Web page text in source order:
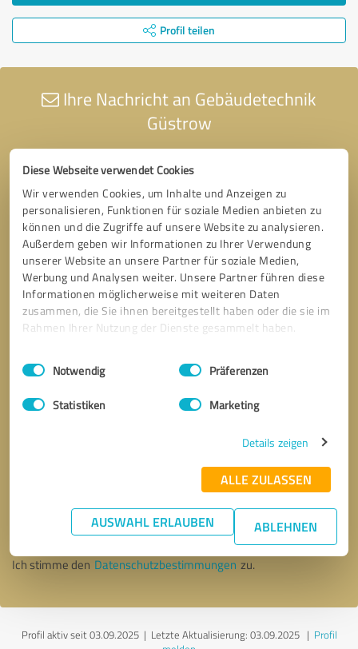
Diese Webseite verwendet Cookies
Wir verwenden Cookies, um Inhalte und Anzeigen zu
personalisieren, Funktionen für soziale Medien anbieten zu
können und die Zugriffe auf unsere Website zu analysieren.
Außerdem geben wir Informationen zu Ihrer Verwendung
unserer Website an unsere Partner für soziale Medien,
Werbung und Analysen weiter. Unsere Partner führen diese
Informationen möglicherweise mit weiteren Daten
zusammen, die Sie ihnen bereitgestellt haben oder die sie im
Rahmen Ihrer Nutzung der Dienste gesammelt haben.
Impressum Datenschutzbestimmungen
Einwilligungsauswahl
Notwendig Präferenzen
Statistiken Marketing
Details zeigen
ALLE ZULASSEN
AUSWAHL ERLAUBEN ABLEHNEN
Profil teilen
Ihre Nachricht an Gebäudetechnik
Güstrow
* Erforderliche Angaben
Nachricht senden
Ich stimme den Datenschutzbestimmungen zu.
Profil aktiv seit 03.09.2025 | Letzte Aktualisierung: 03.09.2025| Profil